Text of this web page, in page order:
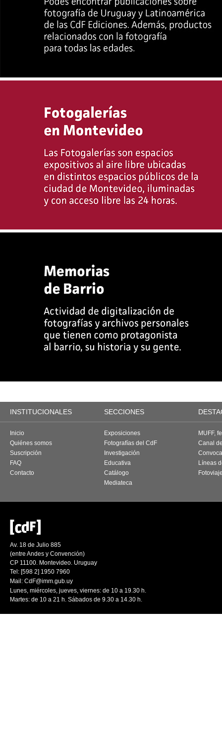
INSTITUCIONALES SECCIONES
Inicio
Quiénes somos
Suscripción
FAQ
Contacto
Exposiciones
Fotografías del CdF
Investigación
Educativa
Catálogo
Mediateca
MUFF,
Canal
Líneas
Av. 18 de Julio 885
(entre Andes y Convención)
CP 11100. Montevideo. Uruguay
Tel: [598 2] 1950 7960
Mail: CdF@imm.gub.uy
Lunes, miércoles, jueves, viernes: de 10 a 19.30 h.
Martes: de 10 a 21 h. Sábados de 9.30 a 14.30 h.